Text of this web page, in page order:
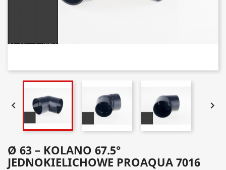
 
Ø 63 – KOLANO 67.5°
JEDNOKIELICHOWE PROAQUA 7016